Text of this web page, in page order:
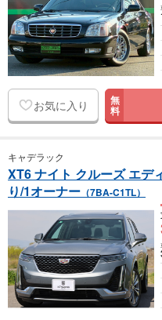
お気に入り 無
料
キャデラック
XT6 ナイト クルーズ エデ
り/1オーナー （7BA-C1TL）